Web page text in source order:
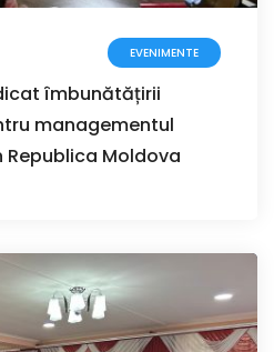
EVENIMENTE
îmbunătățirii
managementul
Moldova